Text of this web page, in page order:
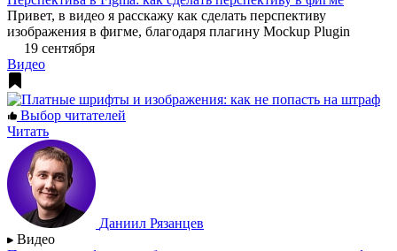
Привет, в видео я расскажу как сделать перспективу
изображения в фигме, благодаря плагину Mockup Plugin
19 сентября
Видео
Выбор читателей
Читать
Даниил Рязанцев
Видео